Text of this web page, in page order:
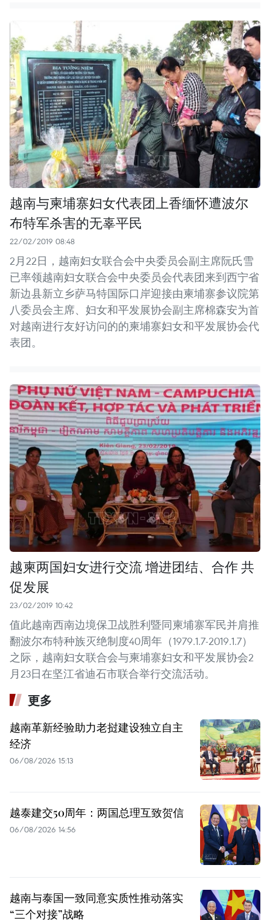
越南与柬埔寨妇女代表团上香缅怀遭波尔
布特军杀害的无辜平民
22/02/2019 08:48
2月22日，越南妇女联合会中央委员会副主席阮氏雪
已率领越南妇女联合会中央委员会代表团来到西宁省
新边县新立乡萨马特国际口岸迎接由柬埔寨参议院第
八委员会主席、妇女和平发展协会副主席棉森安为首
对越南进行友好访问的的柬埔寨妇女和平发展协会代
表团。
越柬两国妇女进行交流 增进团结、合作 共
促发展
23/02/2019 10:42
值此越南西南边境保卫战胜利暨同柬埔寨军民并肩推
翻波尔布特种族灭绝制度40周年（1979.1.7-2019.1.7）
之际，越南妇女联合会与柬埔寨妇女和平发展协会2
月23日在坚江省迪石市联合举行交流活动。
更多
越南革新经验助力老挝建设独立自主
经济
06/08/2026 15:13
越泰建交50周年：两国总理互致贺信
06/08/2026 14:56
越南与泰国一致同意实质性推动落实
“三个对接”战略